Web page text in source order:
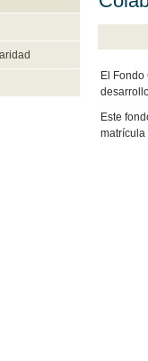
El
Este
matrícula